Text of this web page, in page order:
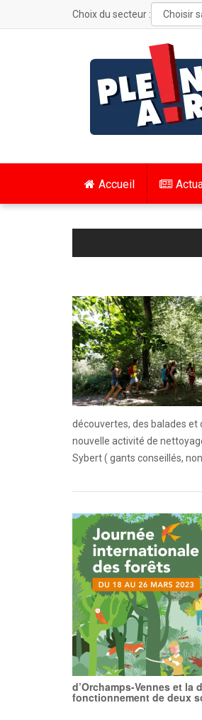
Choix du secteur :
Accueil
découvertes, des balades et
nouvelle activité de
Sybert ( gants conseillés,
d’Orchamps-Vennes et
fonctionnement de deux